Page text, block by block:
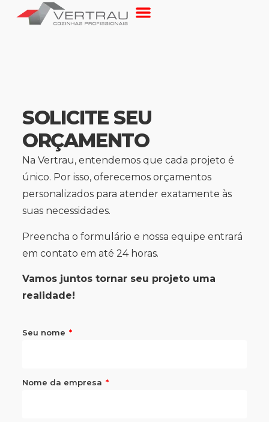
SOLICITE SEU
ORÇAMENTO
Na Vertrau, entendemos que cada projeto é
único. Por isso, oferecemos orçamentos
personalizados para atender exatamente às
suas necessidades.
Preencha o formulário e nossa equipe entrará
em contato em até 24 horas.
Vamos juntos tornar seu projeto uma
realidade!
Seu nome
Nome da empresa